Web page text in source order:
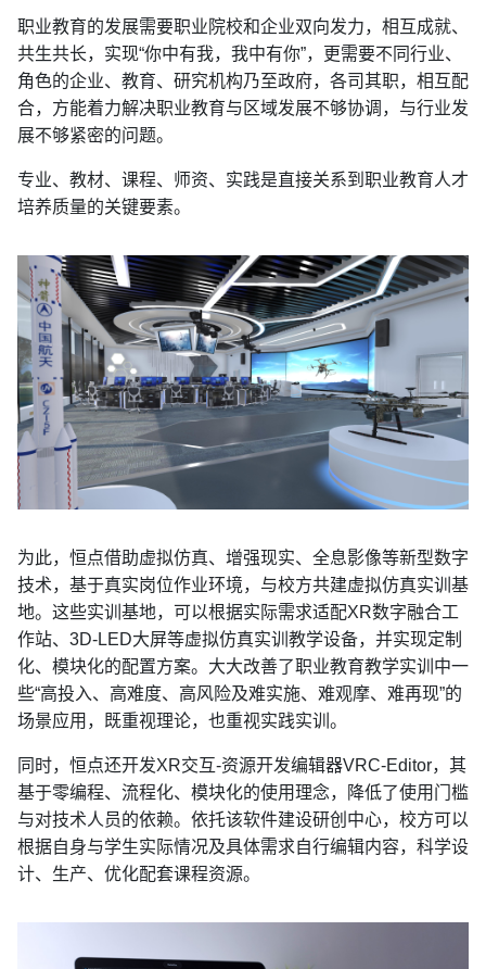
职业教育的发展需要职业院校和企业双向发力，相互成就、
共生共长，实现“你中有我，我中有你”，更需要不同行业、
角色的企业、教育、研究机构乃至政府，各司其职，相互配
合，方能着力解决职业教育与区域发展不够协调，与行业发
展不够紧密的问题。
专业、教材、课程、师资、实践是直接关系到职业教育人才
培养质量的关键要素。
为此，恒点借助虚拟仿真、增强现实、全息影像等新型数字
技术，基于真实岗位作业环境，与校方共建虚拟仿真实训基
地。这些实训基地，可以根据实际需求适配XR数字融合工
作站、3D-LED大屏等虚拟仿真实训教学设备，并实现定制
化、模块化的配置方案。大大改善了职业教育教学实训中一
些“高投入、高难度、高风险及难实施、难观摩、难再现”的
场景应用，既重视理论，也重视实践实训。
同时，恒点还开发XR交互-资源开发编辑器VRC-Editor，其
基于零编程、流程化、模块化的使用理念，降低了使用门槛
与对技术人员的依赖。依托该软件建设研创中心，校方可以
根据自身与学生实际情况及具体需求自行编辑内容，科学设
计、生产、优化配套课程资源。